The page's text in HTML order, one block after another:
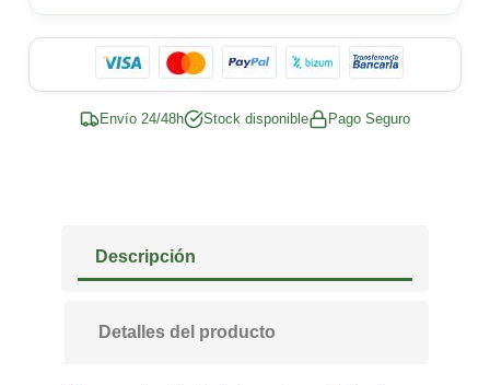
Envío 24/48h Stock disponible Pago Seguro
Descripción
Detalles del producto